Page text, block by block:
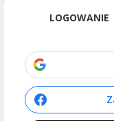
LOGOWANIE